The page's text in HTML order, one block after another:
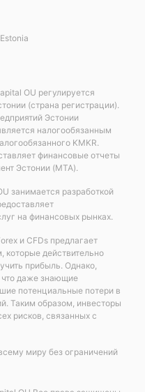
OU регулируется
(страна регистрации).
Эстонии
налогообязанным
KMKR.
финансовые отчеты
Эстонии (MTA).
занимается разработкой
на финансовых рынках.
и CFDs предлагает
действительно
прибыль. Однако,
что даже знающие
потенциальные потери в
Таким образом, инвесторы
рисков, связанных с
миру без ограничений